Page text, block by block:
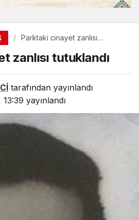
Parktaki cinayet zanlısı
zanlısı tutuklandı
tarafından yayınlandı
13:39 yayınlandı